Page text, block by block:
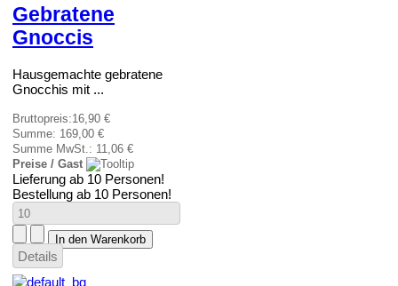
Gebratene
Gnoccis
Hausgemachte gebratene
Gnocchis mit ...
Bruttopreis:16,90 €
Summe: 169,00 €
Summe MwSt.: 11,06 €
Preise / Gast
Lieferung ab 10 Personen!
Bestellung ab 10 Personen!
Details